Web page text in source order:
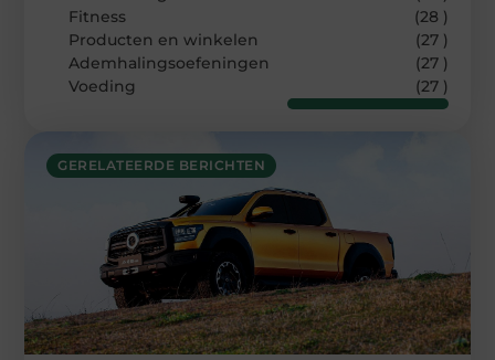
GERELATEERDE BERICHTEN
Fitness
(28 )
Producten en winkelen
(27 )
Ademhalingsoefeningen
(27 )
Voeding
(27 )